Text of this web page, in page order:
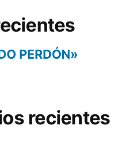
PERDÓN»
recientes